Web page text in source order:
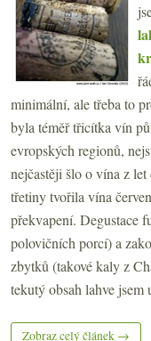
minimální, ale třeba to
byla téměř třicítka vín
evropských regionů,
nejčastěji šlo o vína z
třetiny tvořila vína
překvapení. Degustace
polovičních porcí) a
zbytků (takové kaly z
tekutý obsah lahve jsem
Zobraz celý článek →